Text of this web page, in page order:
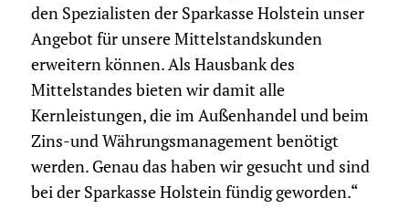
den Spezialisten der Sparkasse Holstein unser
Angebot für unsere Mittelstandskunden
erweitern können. Als Hausbank des
Mittelstandes bieten wir damit alle
Kernleistungen, die im Außenhandel und beim
Zins-und Währungsmanagement benötigt
werden. Genau das haben wir gesucht und sind
bei der Sparkasse Holstein fündig geworden.“